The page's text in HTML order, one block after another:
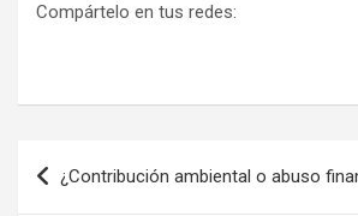
Compártelo en tus redes:
Navegación
de
¿Contribución ambiental o abuso